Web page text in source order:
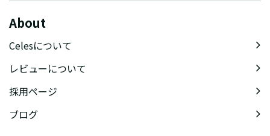
About
Celesについて
レビューについて
採用ページ
ブログ